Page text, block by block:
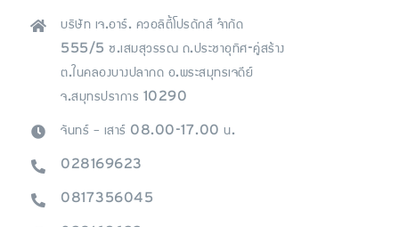
บริษัท เจ.อาร์. ควอลิตี้โปรดักส์ จำกัด
555/5 ซ.เสมสุวรรณ ถ.ประชาอุทิศ-คู่สร้าง
ต.ในคลองบางปลากด อ.พระสมุทรเจดีย์
จ.สมุทรปราการ 10290
จันทร์ – เสาร์ 08.00-17.00 น.
028169623
0817356045